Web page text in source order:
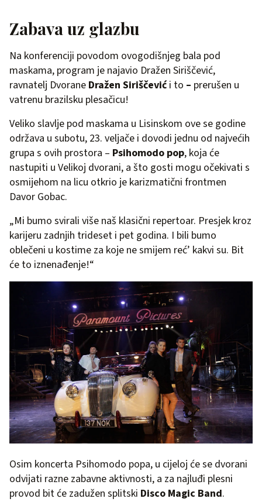
Zabava uz glazbu
Na konferenciji povodom ovogodišnjeg bala pod
maskama, program je najavio Dražen Siriščević,
ravnatelj Dvorane Dražen Siriščevići to – prerušen u
vatrenu brazilsku plesačicu!
Veliko slavlje pod maskama u Lisinskom ove se godine
održava u subotu, 23. veljače i dovodi jednu od najvećih
grupa s ovih prostora – Psihomodo pop, koja će
nastupiti u Velikoj dvorani, a što gosti mogu očekivati s
osmijehom na licu otkrio je karizmatični frontmen
Davor Gobac.
„Mi bumo svirali više naš klasični repertoar. Presjek kroz
karijeru zadnjih trideset i pet godina. I bili bumo
oblečeni u kostime za koje ne smijem reć’ kakvi su. Bit
će to iznenađenje!“
Osim koncerta Psihomodo popa, u cijeloj će se dvorani
odvijati razne zabavne aktivnosti, a za najluđi plesni
provod bit će zadužen splitski Disco Magic Band.